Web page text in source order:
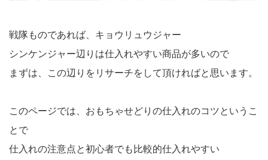
戦隊ものであれば、キョウリュウジャー
シンケンジャー辺りは仕入れやすい商品が多いので
まずは、この辺りをリサーチをして頂ければと思います。
このページでは、おもちゃせどりの仕入れのコツというこ
とで
仕入れの注意点と初心者でも比較的仕入れやすい